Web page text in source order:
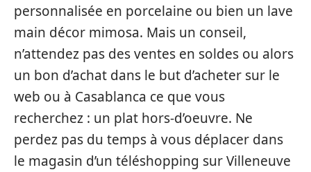
personnalisée en porcelaine ou bien un lave
main décor mimosa. Mais un conseil,
n’attendez pas des ventes en soldes ou alors
un bon d’achat dans le but d’acheter sur le
web ou à Casablanca ce que vous
recherchez : un plat hors-d’oeuvre. Ne
perdez pas du temps à vous déplacer dans
le magasin d’un téléshopping sur Villeneuve